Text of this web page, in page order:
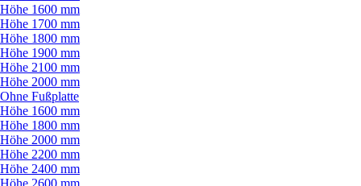
Höhe 1600 mm
Höhe 1700 mm
Höhe 1800 mm
Höhe 1900 mm
Höhe 2100 mm
Höhe 2000 mm
Ohne Fußplatte
Höhe 1600 mm
Höhe 1800 mm
Höhe 2000 mm
Höhe 2200 mm
Höhe 2400 mm
Höhe 2600 mm